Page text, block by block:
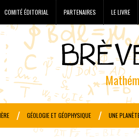
COMITÉ ÉDITORIAL PARTENAIRES LE LIVRE
GÉOLOGIE ET GÉOPHYSIQUE UNE